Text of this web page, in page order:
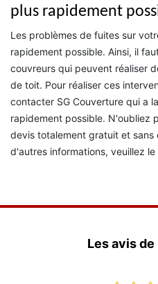
plus rapidement
Les problèmes de fuites sur
rapidement possible. Ainsi, il
couvreurs qui peuvent réaliser
de toit. Pour réaliser ces
contacter SG Couverture qui a
rapidement possible. N'oubliez
devis totalement gratuit et sans
d'autres informations, veuillez
Les avis